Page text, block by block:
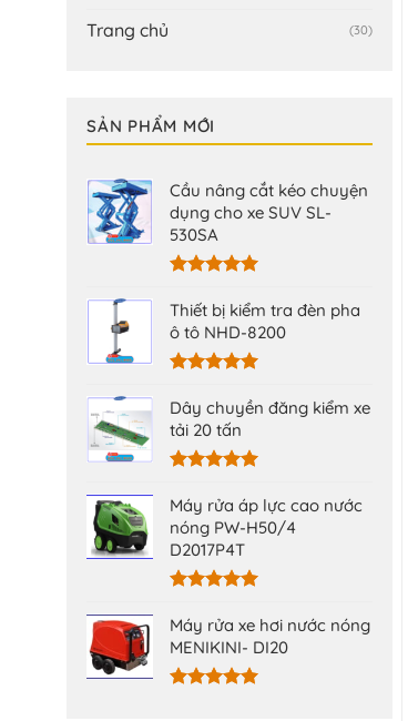
Trang chủ (30)
SẢN PHẨM MỚI
Cầu nâng cắt kéo chuyện
dụng cho xe SUV SL-
530SA
hạng 5.00
5 sao
Thiết bị kiểm tra đèn pha
ô tô NHD-8200
hạng5.00
5 sao
Dây chuyền đăng kiểm xe
tải 20 tấn
hạng5.00
5 sao
Máy rửa áp lực cao nước
nóng PW-H50/4
D2017P4T
hạng5.00
5 sao
Máy rửa xe hơi nước nóng
MENIKINI- DI20